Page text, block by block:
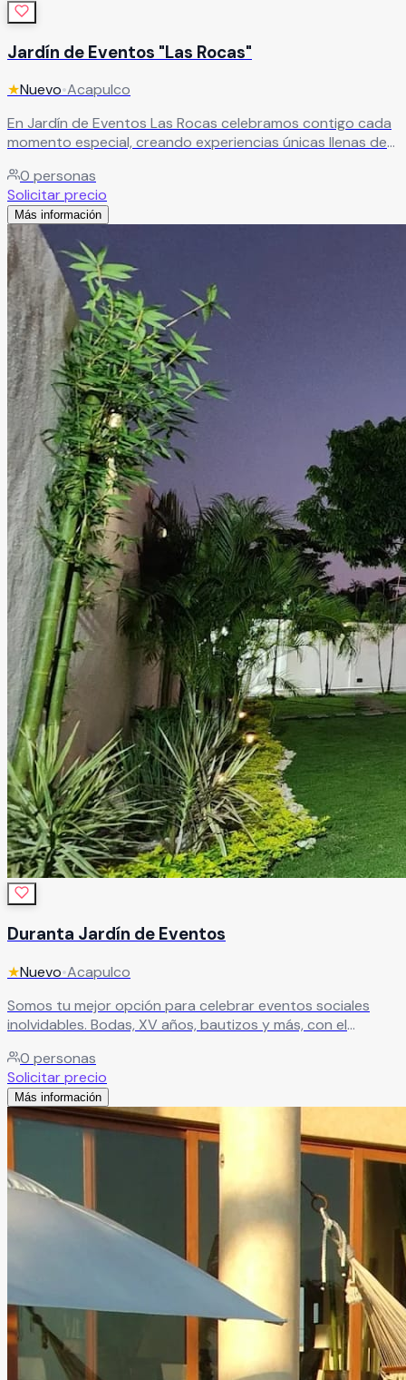
Jardín de Eventos "Las Rocas"
★Nuevo•Acapulco
En Jardín de Eventos Las Rocas celebramos contigo cada
momento especial, creando experiencias únicas llenas de
diseñado para hacer de tu evento algo verdaderamente
inolvidable.Leer más
0 personas
Solicitar precio
Más información
Duranta Jardín de Eventos
★Nuevo•Acapulco
Somos tu mejor opción para celebrar eventos sociales
inolvidables. Bodas, XV años, bautizos y más, con el
momento único.
0 personas
Solicitar precio
Más información